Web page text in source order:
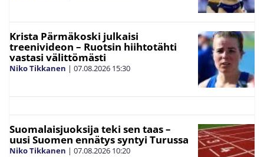
Krista Pärmäkoski julkaisi
treenivideon – Ruotsin hiihtotähti
vastasi välittömästi
Niko Tikkanen | 07.08.2026 15:30
Suomalaisjuoksija teki sen taas –
uusi Suomen ennätys syntyi Turussa
Niko Tikkanen | 07.08.2026 10:20